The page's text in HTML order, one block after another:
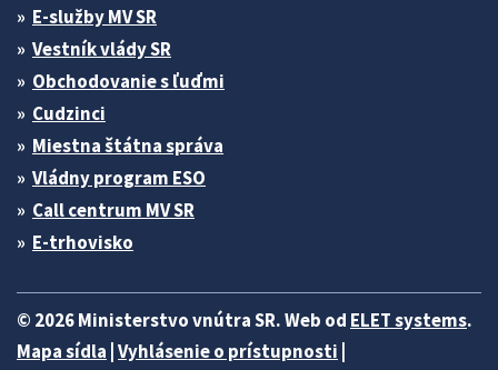
E-služby MV SR
Vestník vlády SR
Obchodovanie s ľuďmi
Cudzinci
Miestna štátna správa
Vládny program ESO
Call centrum MV SR
E-trhovisko
© 2026 Ministerstvo vnútra SR. Web od ELET systems.
Mapa sídla Vyhlásenie o prístupnosti